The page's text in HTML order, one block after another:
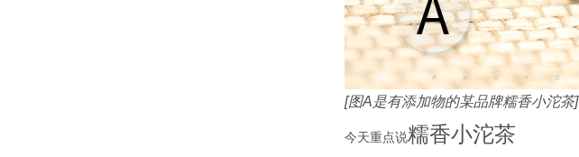
[图A是有添加物的某品牌糯香小沱茶]
今天重点说糯香小沱茶